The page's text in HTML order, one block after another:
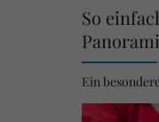
So
Ein